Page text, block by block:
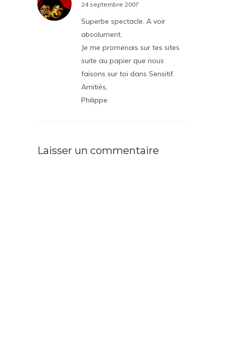
24 septembre 2007
Superbe spectacle. A voir
absolument.
Je me promenais sur tes sites
suite au papier que nous
faisons sur toi dans Sensitif.
Amitiés,
Philippe
Laisser un commentaire